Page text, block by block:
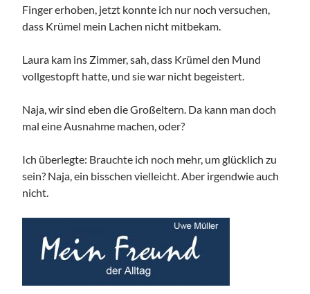
Finger erhoben, jetzt konnte ich nur noch versuchen,
dass Krümel mein Lachen nicht mitbekam.
Laura kam ins Zimmer, sah, dass Krümel den Mund
vollgestopft hatte, und sie war nicht begeistert.
Naja, wir sind eben die Großeltern. Da kann man doch
mal eine Ausnahme machen, oder?
Ich überlegte: Brauchte ich noch mehr, um glücklich zu
sein? Naja, ein bisschen vielleicht. Aber irgendwie auch
nicht.